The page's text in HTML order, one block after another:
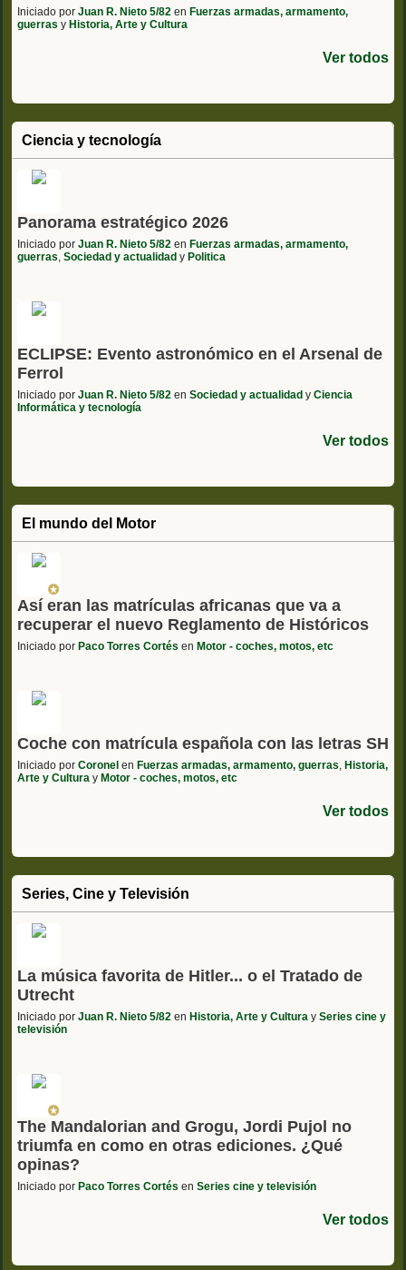
Iniciado por Juan R. Nieto 5/82 en Fuerzas armadas, armamento,
guerras y Historia, Arte y Cultura
Ver todos
Ciencia y tecnología
Panorama estratégico 2026
Iniciado por Juan R. Nieto 5/82 en Fuerzas armadas, armamento,
guerras Sociedad y actualidad y Politica
ECLIPSE: Evento astronómico en el Arsenal de
Ferrol
Iniciado por Juan R. Nieto 5/82 en Sociedad y actualidad y Ciencia
Informática y tecnología
Ver todos
El mundo del Motor
Así eran las matrículas africanas que va a
recuperar el nuevo Reglamento de Históricos
Iniciado por Paco Torres Cortés en Motor - coches, motos, etc
Coche con matrícula española con las letras SH
Iniciado por Coronel en Fuerzas armadas, armamento, guerras Historia,
Arte y Cultura y Motor - coches, motos, etc
Ver todos
Series, Cine y Televisión
La música favorita de Hitler... o el Tratado de
Utrecht
Iniciado por Juan R. Nieto 5/82 en Historia, Arte y Cultura y Series cine y
televisión
The Mandalorian and Grogu, Jordi Pujol no
triumfa en como en otras ediciones. ¿Qué
opinas?
Iniciado por Paco Torres Cortés en Series cine y televisión
Ver todos